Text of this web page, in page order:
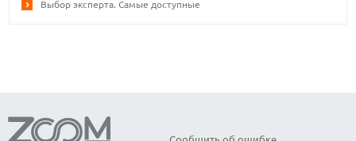
Выбор эксперта. Самые доступные